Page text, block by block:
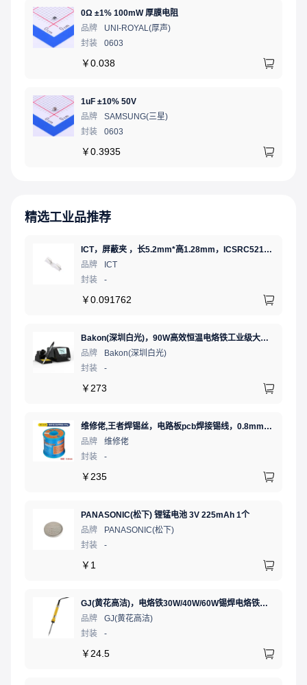
0Ω ±1% 100mW 厚膜电阻
品牌
UNI-ROYAL(厚声)
封装
0603
￥0.038
1uF ±10% 50V
品牌
SAMSUNG(三星)
封装
0603
￥0.3935
精选工业品推荐
ICT，屏蔽夹 ，长5.2mm*高1.28mm，ICSRC52128SFR
品牌
ICT
封装
-
￥0.091762
Bakon(深圳白光)，90W高效恒温电烙铁工业级大功率数显可调温无铅智能电烙铁，BK90（新老款交替发货）
品牌
Bakon(深圳白光)
封装
-
￥ 273
维修佬,王者焊锡丝，电路板pcb焊接锡线，0.8mm800g,1个
品牌
维修佬
封装
-
￥ 235
PANASONIC(松下) 锂锰电池 3V 225mAh 1个
品牌
PANASONIC(松下)
封装
-
￥ 1
GJ(黄花高洁)，电烙铁30W/40W/60W锡焊电烙铁焊接工具电焊笔手机电子维修（内热35W），NO.435(35W)
品牌
GJ(黄花高洁)
封装
-
￥ 24.5